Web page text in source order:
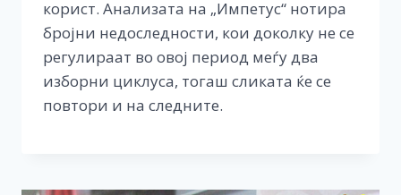
корист. Анализата на „Импетус“ нотира
бројни недоследности, кои доколку не се
регулираат во овој период меѓу два
изборни циклуса, тогаш сликата ќе се
повтори и на следните.